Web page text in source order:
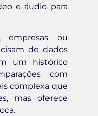
e áudio para
empresas ou
de dados
um histórico
com
complexa que
mas oferece